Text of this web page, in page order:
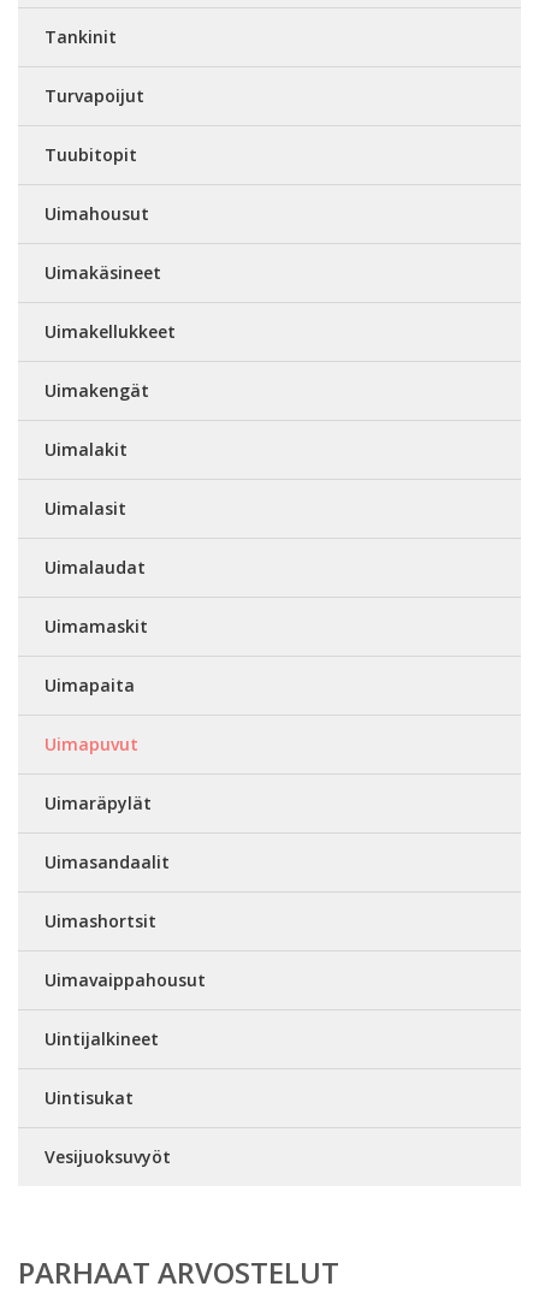
Tankinit
Turvapoijut
Tuubitopit
Uimahousut
Uimakäsineet
Uimakellukkeet
Uimakengät
Uimalakit
Uimalasit
Uimalaudat
Uimamaskit
Uimapaita
Uimapuvut
Uimaräpylät
Uimasandaalit
Uimashortsit
Uimavaippahousut
Uintijalkineet
Uintisukat
Vesijuoksuvyöt
PARHAAT ARVOSTELUT